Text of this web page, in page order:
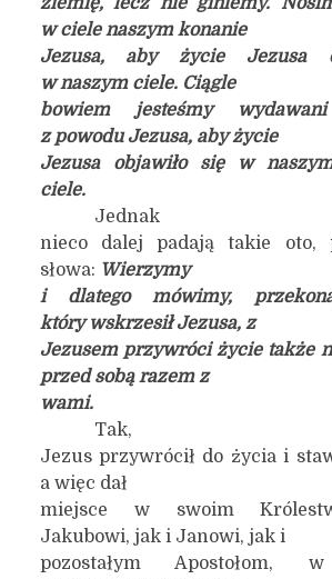
w ciele naszym konanie
Jezusa, aby życie Jezusa
w naszym ciele. Ciągle
bowiem jesteśmy
z powodu Jezusa, aby życie
Jezusa objawiło się w
ciele.
Jednak
nieco dalej padają takie oto,
słowa: Wierzymy
i dlatego mówimy,
który wskrzesił Jezusa, z
Jezusem przywróci życie także
przed sobą razem z
wami.
Tak,
Jezus przywrócił do życia i
a więc dał
miejsce w swoim
Jakubowi, jak i Janowi, jak i
pozostałym Apostołom,